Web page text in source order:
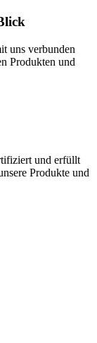
uns verbunden
Produkten und
und erfüllt
Produkte und